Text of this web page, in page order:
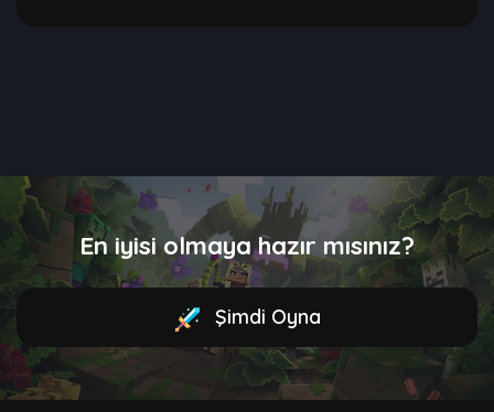
En iyisi olmaya hazır mısınız?
Şimdi Oyna